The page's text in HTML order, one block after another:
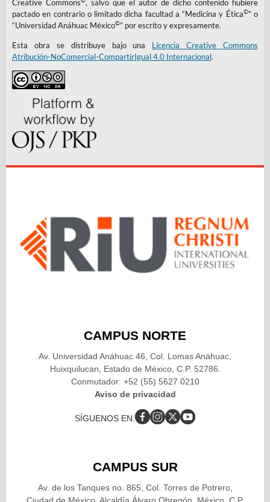
Creative Commons , salvo que el autor de dicho contenido hubiere
pactado en contrario o limitado dicha facultad a “Medicina y Ética©” o
“Universidad Anáhuac México©” por escrito y expresamente.
Esta obra se distribuye bajo una Licencia Creative Commons
Atribución-NoComercial-CompartirIgual 4.0 Internacional.
CAMPUS NORTE
Av. Universidad Anáhuac 46, Col. Lomas Anáhuac,
Huixquilucan, Estado de México, C.P. 52786.
Conmutador: +52 (55) 5627 0210
Aviso de privacidad
SÍGUENOS EN:
CAMPUS SUR
Av. de los Tanques no. 865, Col. Torres de Potrero,